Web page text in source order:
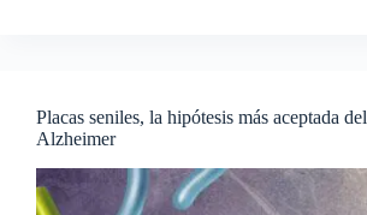
Placas seniles, la hipótesis más aceptada del
Alzheimer